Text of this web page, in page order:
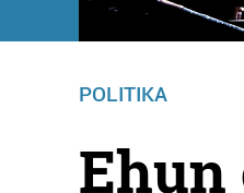
POLITIKA